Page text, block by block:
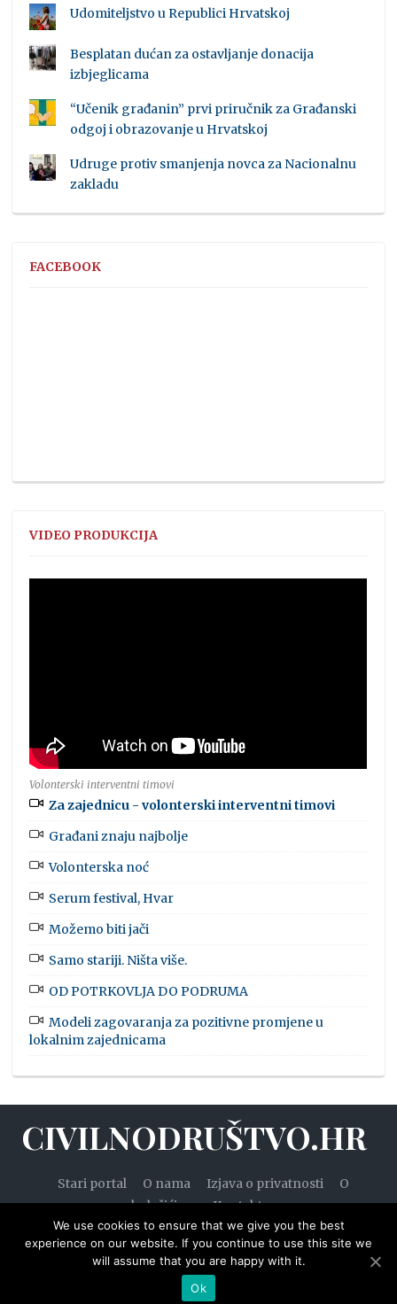
Udomiteljstvo u Republici Hrvatskoj
Besplatan dućan za ostavljanje donacija
izbjeglicama
“Učenik građanin” prvi priručnik za Građanski
odgoj i obrazovanje u Hrvatskoj
Udruge protiv smanjenja novca za Nacionalnu
zakladu
FACEBOOK
VIDEO PRODUKCIJA
Volonterski interventni timovi
Za zajednicu - volonterski interventni timovi
Građani znaju najbolje
Volonterska noć
Serum festival, Hvar
Možemo biti jači
Samo stariji. Ništa više.
OD POTRKOVLJA DO PODRUMA
Modeli zagovaranja za pozitivne promjene u
lokalnim zajednicama
CIVILNODRUŠTVO.HR
Stari portal O nama Izjava o privatnosti
O
kolačićima
Kontakt
© 2020. — Civilnodruštvo.hr. Sva prava pridržana.
Designed by
We use cookies to ensure that we give you the best
experience on our website. If you continue to use this site we
will assume that you are happy with it.
Ok